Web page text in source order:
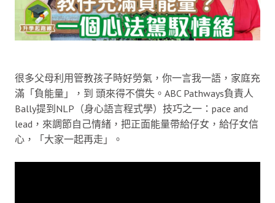
很多父母利用管教孩子時好勞氣，你一言我一語，家庭充
滿「負能量」，到 頭來得不償失。ABC Pathways負責人
Bally提到NLP（身心語言程式學）技巧之一：pace and
lead，來調節自己情緒，把正面能量帶給仔女，給仔女信
心，「大家一起再走」。